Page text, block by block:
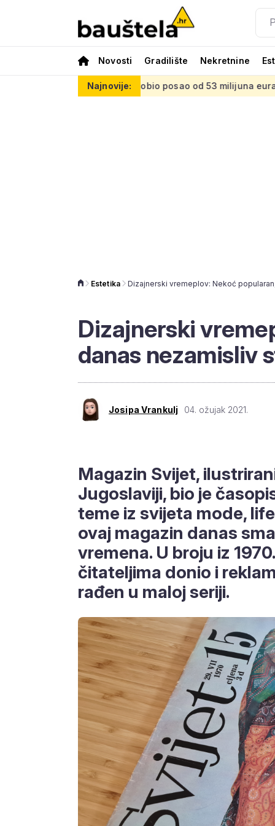
Novosti Gradilište Nekretnine
Najnovije:
dobio posao od 53 milijuna eura: Stare dizelske
Estetika
Dizajnerski
danas nezamisliv
Josipa Vrankulj 04. ožujak 2021.
Magazin Svijet,
Jugoslaviji, bio je
teme iz svijeta mode,
ovaj magazin danas
vremena. U broju iz
čitateljima donio i
rađen u maloj seriji.